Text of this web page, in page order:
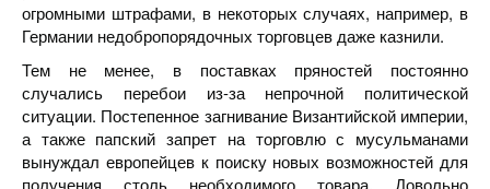
огромными штрафами, в некоторых случаях, например, в
Германии недобропорядочных торговцев даже казнили.
Тем не менее, в поставках пряностей постоянно
случались перебои из-за непрочной политической
ситуации. Постепенное загнивание Византийской империи,
а также папский запрет на торговлю с мусульманами
вынуждал европейцев к поиску новых возможностей для
получения столь необходимого товара. Довольно